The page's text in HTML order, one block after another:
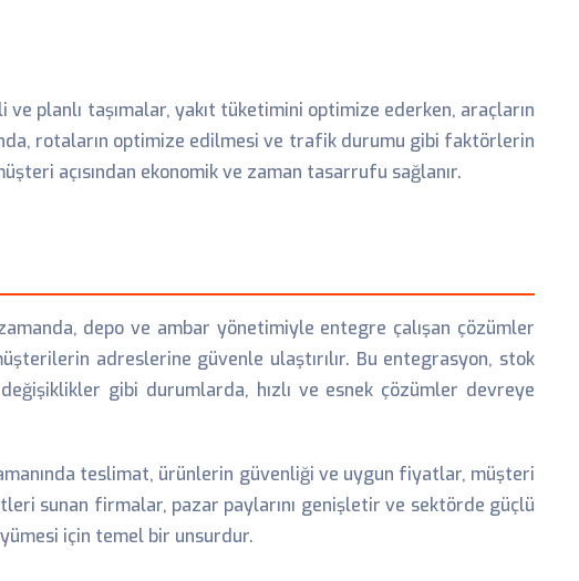
planlı taşımalar, yakıt tüketimini optimize ederken, araçların
rotaların optimize edilmesi ve trafik durumu gibi faktörlerin
açısından ekonomik ve zaman tasarrufu sağlanır.
depo ve ambar yönetimiyle entegre çalışan çözümler
adreslerine güvenle ulaştırılır. Bu entegrasyon, stok
gibi durumlarda, hızlı ve esnek çözümler devreye
teslimat, ürünlerin güvenliği ve uygun fiyatlar, müşteri
sunan firmalar, pazar paylarını genişletir ve sektörde güçlü
için temel bir unsurdur.